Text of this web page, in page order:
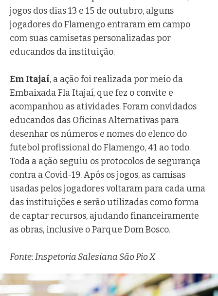
jogos dos dias 13 e 15 de outubro, alguns
jogadores do Flamengo entraram em campo
com suas camisetas personalizadas por
educandos da instituição.
Em Itajaí, a ação foi realizada por meio da
Embaixada Fla Itajaí, que fez o convite e
acompanhou as atividades. Foram convidados
educandos das Oficinas Alternativas para
desenhar os números e nomes do elenco do
futebol profissional do Flamengo, 41 ao todo.
Toda a ação seguiu os protocolos de segurança
contra a Covid-19. Após os jogos, as camisas
usadas pelos jogadores voltaram para cada uma
das instituições e serão utilizadas como forma
de captar recursos, ajudando financeiramente
as obras, inclusive o Parque Dom Bosco.
Fonte: Inspetoria Salesiana São Pio X